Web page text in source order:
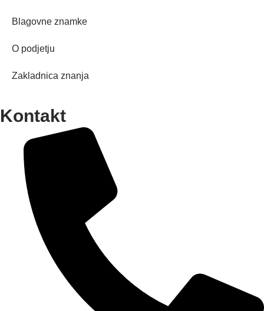
Blagovne znamke
O podjetju
Zakladnica znanja
Kontakt